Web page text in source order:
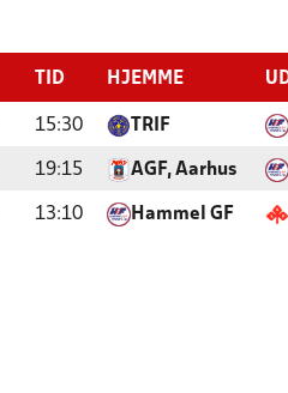
TID HJEMME
15:30 TRIF
19:15 AGF, Aarhus
13:10 Hammel GF